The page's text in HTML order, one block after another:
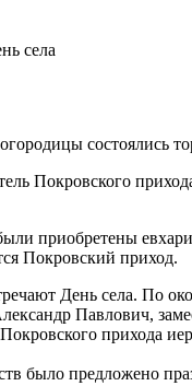
села
состоялись
Покровского
приобретены
Покровский приход.
День села. По
Павлович,
Покровского прихода
было предложено